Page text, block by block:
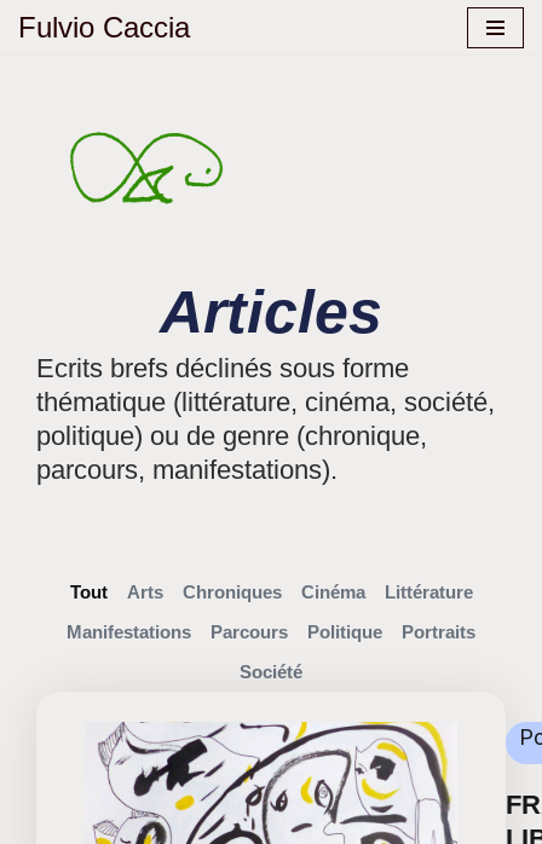
Fulvio Caccia
Articles
Ecrits brefs déclinés sous forme
thématique (littérature, cinéma, société,
politique) ou de genre (chronique,
parcours, manifestations).
Arts Chroniques Cinéma
Littérature
Manifestations
Parcours Politique
Portraits
Société
Tout